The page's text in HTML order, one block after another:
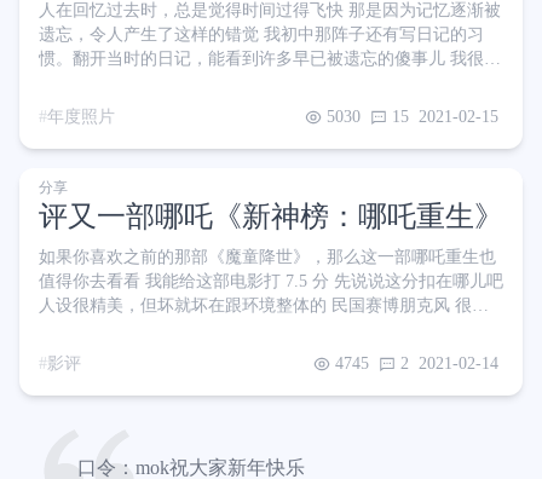
人在回忆过去时，总是觉得时间过得飞快 那是因为记忆逐渐被
遗忘，令人产生了这样的错觉 我初中那阵子还有写日记的习
惯。翻开当时的日记，能看到许多早已被遗忘的傻事儿 我很喜
的念旧 后来逐渐因为各种各样的原因放弃了日记。回想起来，
的印象 关注我的朋友都知道，今年我跟谈了十年的初恋女朋友
结婚了 我常常在想，几年、十几年、几十年之后，当我回忆起
今天来，还能记住多少呢？ 我要用更加鲜活立体的方式，去记
录我的生活。
年度照片 5030 15 2021-02-15
分享
评又一部哪吒《新神榜：哪吒重生》
如果你喜欢之前的那部《魔童降世》，那么这一部哪吒重生也
值得你去看看 我能给这部电影打 7.5 分 先说说这分扣在哪儿吧
人设很精美，但坏就坏在跟环境整体的 民国赛博朋克风 很不
物身上也看不出多少脏污和血迹，陶瓷 + 塑料般光洁的皮肤跟
得益于其比较Q版的环境画风，并不显得突兀。 然后是剧情上
影评 4745 2 2021-02-14
口令：mok祝大家新年快乐